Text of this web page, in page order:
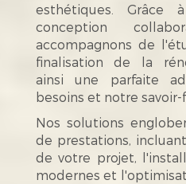
esthétiques. Grâce
conception
accompagnons de
finalisation de la
ainsi une parfaite
besoins et notre savoir-
Nos solutions
de prestations,
de votre projet,
modernes et